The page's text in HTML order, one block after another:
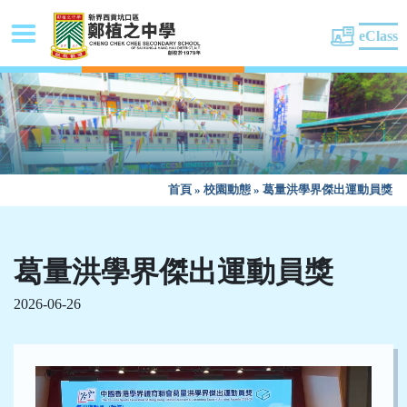
eClass
首頁 » 校園動態 » 葛量洪學界傑出運動員獎
葛量洪學界傑出運動員獎
2026-06-26